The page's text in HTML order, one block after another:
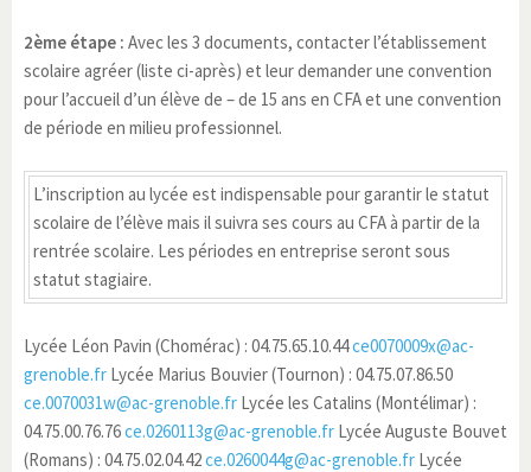
2ème étape : Avec les 3 documents, contacter l’établissement
scolaire agréer (liste ci-après) et leur demander une convention
pour l’accueil d’un élève de – de 15 ans en CFA et une convention
de période en milieu professionnel.
L’inscription au lycée est indispensable pour garantir le statut
scolaire de l’élève mais il suivra ses cours au CFA à partir de la
rentrée scolaire. Les périodes en entreprise seront sous
statut stagiaire.
Lycée Léon Pavin (Chomérac) : 04.75.65.10.44ce0070009x@ac-
grenoble.fr Lycée Marius Bouvier (Tournon) : 04.75.07.86.50
ce.0070031w@ac-grenoble.fr Lycée les Catalins (Montélimar) :
04.75.00.76.76ce.0260113g@ac-grenoble.fr Lycée Auguste Bouvet
(Romans) : 04.75.02.04.42ce.0260044g@ac-grenoble.fr Lycée